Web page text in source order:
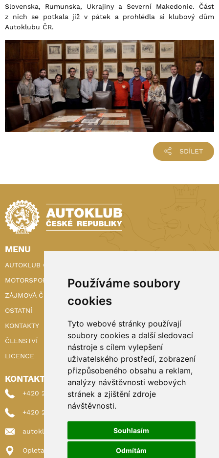
Používáme soubory
cookies
Tyto webové stránky používají
soubory cookies a další sledovací
nástroje s cílem vylepšení
uživatelského prostředí, zobrazení
přizpůsobeného obsahu a reklam,
analýzy návštěvnosti webových
stránek a zjištění zdroje
návštěvnosti.
Souhlasím
Odmítám
Slovenska, Rumunska, Ukrajiny a Severní Makedonie. Část
z nich se potkala již v pátek a prohlédla si klubový dům
Autoklubu ČR.
SDÍLET
MENU
AUTOKLUB ČR
MOTORSPORT
ZÁJMOVÁ ČINNOST
OSTATNÍ
KONTAKTY
ČLENSTVÍ
LICENCE
KONTAKTY
+420 222 898 224 (sekretariat)
+420 222 898 221 (členství)
autoklub@autoklub.cz
Opletalova 1337/29, 110 00 Praha 1